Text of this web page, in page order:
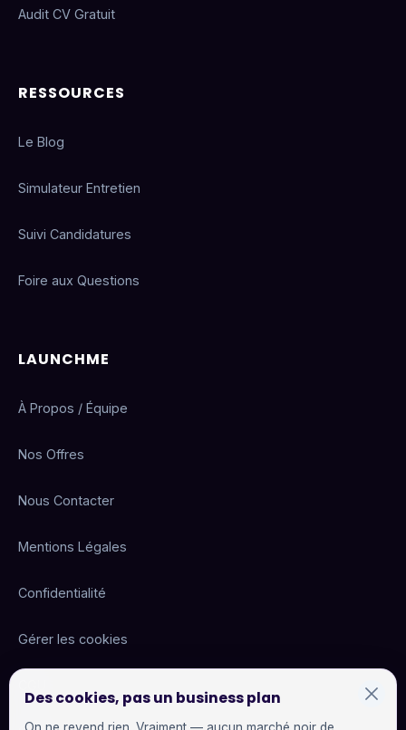
Audit CV Gratuit
RESSOURCES
Le Blog
Simulateur Entretien
Suivi Candidatures
Foire aux Questions
LAUNCHME
À Propos / Équipe
Nos Offres
Nous Contacter
Mentions Légales
Confidentialité
Gérer les cookies
Des cookies, pas un business plan